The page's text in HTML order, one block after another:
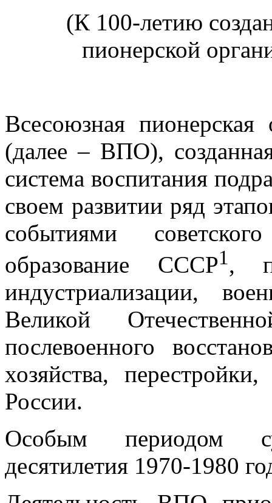
(К 100-летию
пионерской
Всесоюзная
(далее – ВПО),
система воспитания
своем развитии ряд
событиями
образование СССР1,
индустриализации,
Великой
послевоенного
хозяйства,
России.
Особым периодом
десятилетия 1970-1980